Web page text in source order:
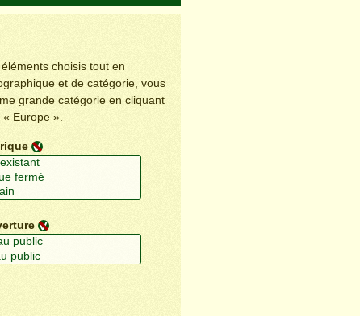
choisis tout en
et de catégorie, vous
grande catégorie en cliquant
Europe ».